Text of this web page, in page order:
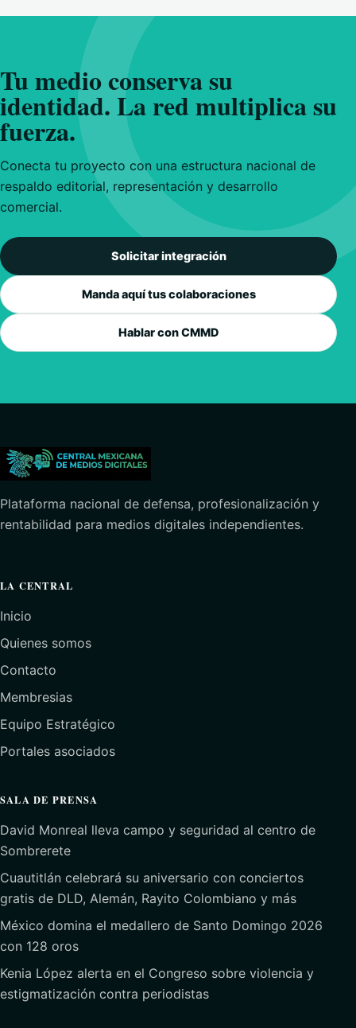
Tu medio conserva su
identidad. La red multiplica su
fuerza.
Conecta tu proyecto con una estructura nacional de
respaldo editorial, representación y desarrollo
comercial.
Solicitar integración
Manda aquí tus colaboraciones
Hablar con CMMD
Plataforma nacional de defensa, profesionalización y
rentabilidad para medios digitales independientes.
LA CENTRAL
Inicio
Quienes somos
Contacto
Membresias
Equipo Estratégico
Portales asociados
SALA DE PRENSA
David Monreal lleva campo y seguridad al centro de
Sombrerete
Cuautitlán celebrará su aniversario con conciertos
gratis de DLD, Alemán, Rayito Colombiano y más
México domina el medallero de Santo Domingo 2026
con 128 oros
Kenia López alerta en el Congreso sobre violencia y
estigmatización contra periodistas